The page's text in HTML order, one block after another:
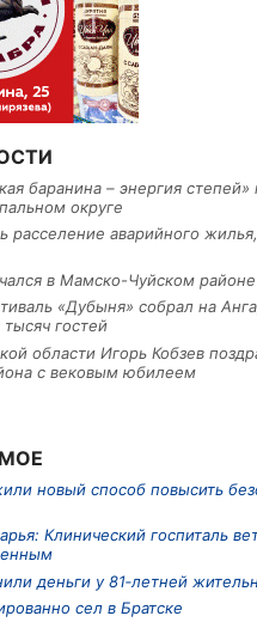
баранина – энергия степей»
округе
расселение аварийного
в Мамско-Чуйском районе
«Дубыня» собрал на
гостей
области Игорь Кобзев
с вековым юбилеем
новый способ повысить
Клинический госпиталь
деньги у 81‑летней
сел в Братске